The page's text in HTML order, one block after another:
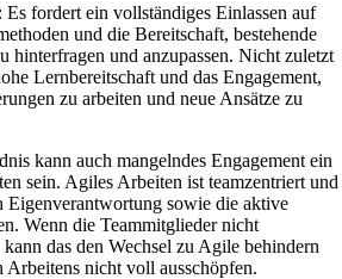
fordert ein vollständiges Einlassen auf
und die Bereitschaft, bestehende
hinterfragen und anzupassen. Nicht zuletzt
Lernbereitschaft und das Engagement,
zu arbeiten und neue Ansätze zu
kann auch mangelndes Engagement ein
sein. Agiles Arbeiten ist teamzentriert und
Eigenverantwortung sowie die aktive
Wenn die Teammitglieder nicht
das den Wechsel zu Agile behindern
Arbeitens nicht voll ausschöpfen.